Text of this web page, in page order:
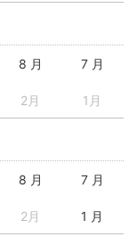
8 月 7 月
2月 1月
8 月 7 月
2月 1 月